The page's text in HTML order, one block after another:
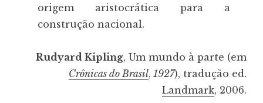
origem aristocrática para a
construção nacional.
Rudyard Kipling, Um mundo à parte (em
Crônicas do Brasil, 1927), tradução ed.
Landmark, 2006.